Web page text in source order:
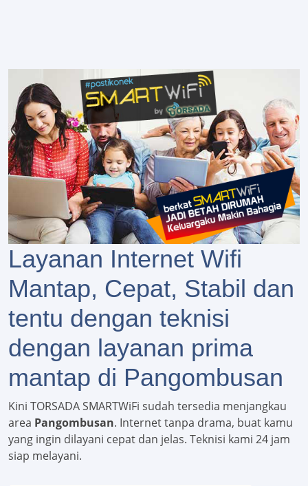
Layanan Internet Wifi
Mantap, Cepat, Stabil dan
tentu dengan teknisi
dengan layanan prima
mantap di Pangombusan
Kini TORSADA SMARTWiFi sudah tersedia menjangkau
area Pangombusan. Internet tanpa drama, buat kamu
yang ingin dilayani cepat dan jelas. Teknisi kami 24 jam
siap melayani.